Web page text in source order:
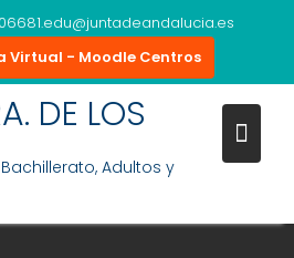
Virtual - Moodle Centros
DE LOS
Adultos y